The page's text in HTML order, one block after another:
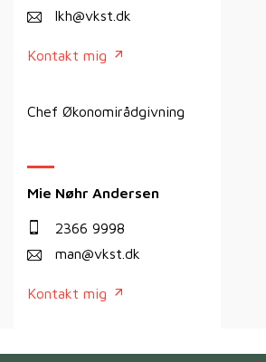
lkh@vkst.dk
Kontakt mig
Chef Økonomirådgivning
Mie Nøhr Andersen
2366 9998
man@vkst.dk
Kontakt mig